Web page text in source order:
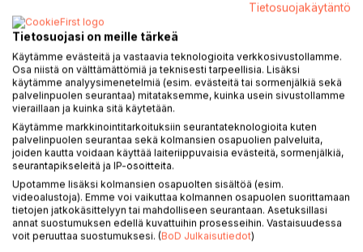
Merja Leppälahden Kirjallinen nimipäiväkalenteri esittelee
joka päivälle yhden kaunokirjallisuuden fiktiivisen henkilön.
Kokonaisuudesta muodostuu tietopaketti, joka tutustuttaa
lukijan 366 kuvitteelliseen henkilöön ja lähes samaan
määrään kirjoja ja kirjailijoita. Esiteltävät henkilöt ovat
peräisin monenlaisista kirjoista lastenkirjallisuudesta
aikuisten kirjoihin, klassikoista ja nobelisteista
viihderomaaneihin. Kirjassa esitellään niin tunnettuja ja
tuntemattomia kirjailijoita kuin unohdettuja kirjailijoita ja
tulevaisuuden lupauksiakin. Mukana on runsaasti
kotimaisten kirjoittajien teoksia, mutta myös muualta
Euroopasta, Aasiasta, Pohjois- ja Etelä-Amerikasta,
Afrikasta ja Australiasta. Vaikka kirja on kalenterimuotoinen,
Tietosuojakäytäntö
Tietosuojasi on meille tärkeä
Käytämme evästeitä ja vastaavia teknologioita verkkosivustollamme.
Osa niistä on välttämättömiä ja teknisesti tarpeellisia. Lisäksi
käytämme analyysimenetelmiä (esim. evästeitä tai sormenjälkiä sekä
palvelinpuolen seurantaa) mitataksemme, kuinka usein sivustollamme
vieraillaan ja kuinka sitä käytetään.
Käytämme markkinointitarkoituksiin seurantateknologioita kuten
palvelinpuolen seurantaa sekä kolmansien osapuolien palveluita,
joiden kautta voidaan käyttää laiteriippuvaisia evästeitä, sormenjälkiä,
seurantapikseleitä ja IP-osoitteita.
Upotamme lisäksi kolmansien osapuolten sisältöä (esim.
videoalustoja). Emme voi vaikuttaa kolmannen osapuolen suorittamaan
tietojen jatkokäsittelyyn tai mahdolliseen seurantaan. Asetuksillasi
annat suostumuksen edellä kuvattuihin prosesseihin. Vastaisuudessa
voit peruuttaa suostumuksesi. (BoD Julkaisutiedot)